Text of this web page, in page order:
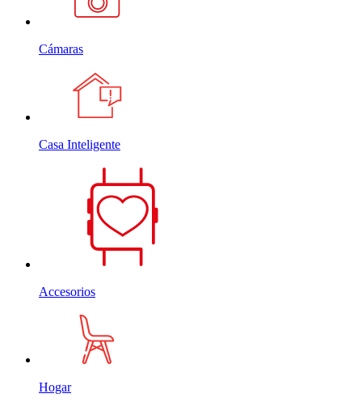
Cámaras
Casa Inteligente
Accesorios
Hogar